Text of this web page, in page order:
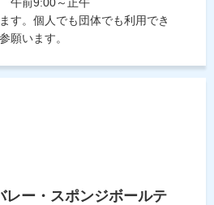
す。個人でも団体でも利用でき
願います。
レー・スポンジボールテ